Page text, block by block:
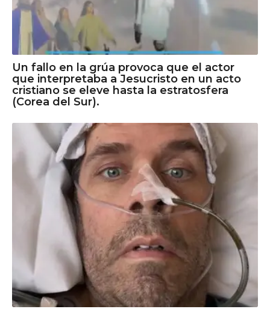
Un fallo en la grúa provoca que el actor
que interpretaba a Jesucristo en un acto
cristiano se eleve hasta la estratosfera
(Corea del Sur).